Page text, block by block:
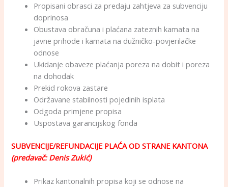
Propisani obrasci za predaju zahtjeva za subvenciju
doprinosa
Obustava obračuna i plaćana zateznih kamata na
javne prihode i kamata na dužničko-povjerilačke
odnose
Ukidanje obaveze plaćanja poreza na dobit i poreza
na dohodak
Prekid rokova zastare
Održavane stabilnosti pojedinih isplata
Odgoda primjene propisa
Uspostava garancijskog fonda
SUBVENCIJE/REFUNDACIJE PLAĆA OD STRANE KANTONA
(predavač: Denis Zukić)
Prikaz kantonalnih propisa koji se odnose na